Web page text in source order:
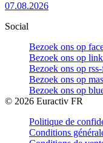
07.08.2026
Social
Bezoek ons op
Bezoek ons op
Bezoek ons op
Bezoek ons op
Bezoek ons op
© 2026 Euractiv FR
Politique de
Conditions